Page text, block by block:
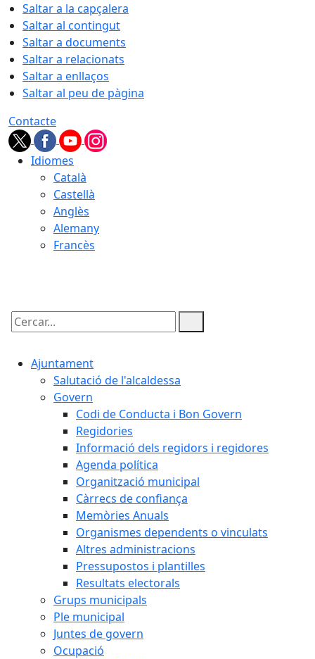
Saltar a la capçalera
Saltar al contingut
Saltar a documents
Saltar a relacionats
Saltar a enllaços
Saltar al peu de pàgina
Contacte
Idiomes
Català
Castellà
Anglès
Alemany
Francès
Cercar:
Ajuntament
Salutació de l'alcaldessa
Govern
Codi de Conducta i Bon Govern
Regidories
Informació dels regidors i regidores
Agenda política
Organització municipal
Càrrecs de confiança
Memòries Anuals
Organismes dependents o vinculats
Altres administracions
Pressupostos i plantilles
Resultats electorals
Grups municipals
Ple municipal
Juntes de govern
Ocupació